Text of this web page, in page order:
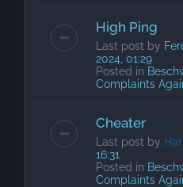
High Ping
Last post by
2024, 01:29
Posted in
Complaints
Cheater
Last post by
16:31
Posted in
Complaints